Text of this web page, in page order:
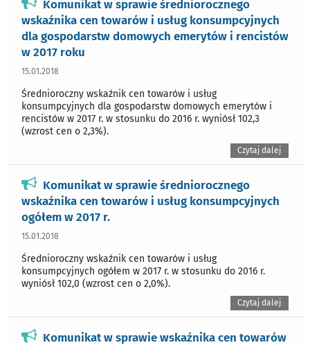
Komunikat w sprawie średniorocznego
wskaźnika cen towarów i usług konsumpcyjnych
dla gospodarstw domowych emerytów i rencistów
w 2017 roku
15.01.2018
Średnioroczny wskaźnik cen towarów i usług
konsumpcyjnych dla gospodarstw domowych emerytów i
rencistów w 2017 r. w stosunku do 2016 r. wyniósł 102,3
(wzrost cen o 2,3%).
Czytaj dalej
Komunikat w sprawie średniorocznego
wskaźnika cen towarów i usług konsumpcyjnych
ogółem w 2017 r.
15.01.2018
Średnioroczny wskaźnik cen towarów i usług
konsumpcyjnych ogółem w 2017 r. w stosunku do 2016 r.
wyniósł 102,0 (wzrost cen o 2,0%).
Czytaj dalej
Komunikat w sprawie wskaźnika cen towarów